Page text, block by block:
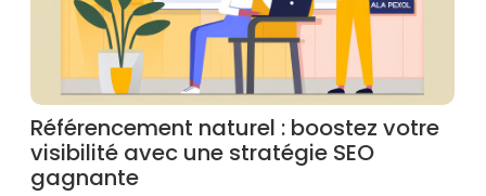
Référencement naturel : boostez votre
visibilité avec une stratégie SEO
gagnante